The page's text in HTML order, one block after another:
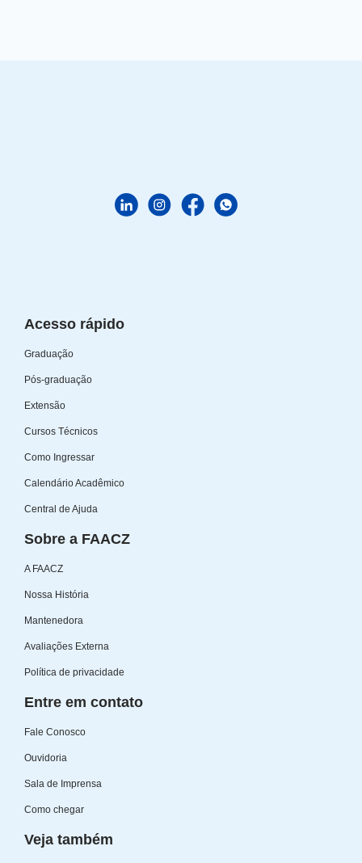
Acesso rápido
Graduação
Pós-graduação
Extensão
Cursos Técnicos
Como Ingressar
Calendário Acadêmico
Central de Ajuda
Sobre a FAACZ
A FAACZ
Nossa História
Mantenedora
Avaliações Externa
Política de privacidade
Entre em contato
Fale Conosco
Ouvidoria
Sala de Imprensa
Como chegar
Veja também